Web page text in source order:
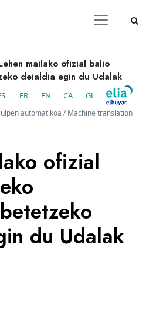
mailako ofizial balio
deialdia egin du Udalak
FR EN CA GL
automatikoa / Machine translation
ofizial
du Udalak